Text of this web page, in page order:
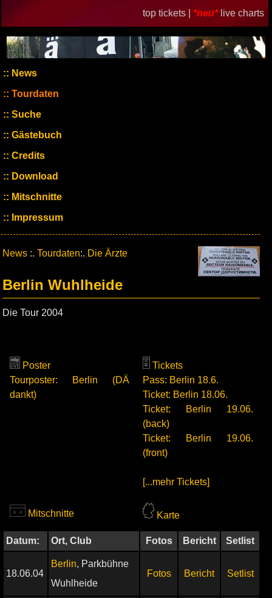
top tickets | *neu* live charts
News
Tourdaten
Suche
Gästebuch
Credits
Download
Mitschnitte
Impressum
News :. Tourdaten:. Die Ärzte
Berlin Wuhlheide
Die Tour 2004
Poster
Tourposter: Berlin (DÄ
dankt)
Tickets
Pass: Berlin 18.6.
Ticket: Berlin 18.06.
Ticket: Berlin 19.06.
(back)
Ticket: Berlin 19.06.
(front)
[...mehr Tickets]
Mitschnitte Karte
Datum: Ort, Club Fotos Bericht Setlist
18.06.04
Berlin, Parkbühne
Wuhlheide
Fotos Bericht Setlist